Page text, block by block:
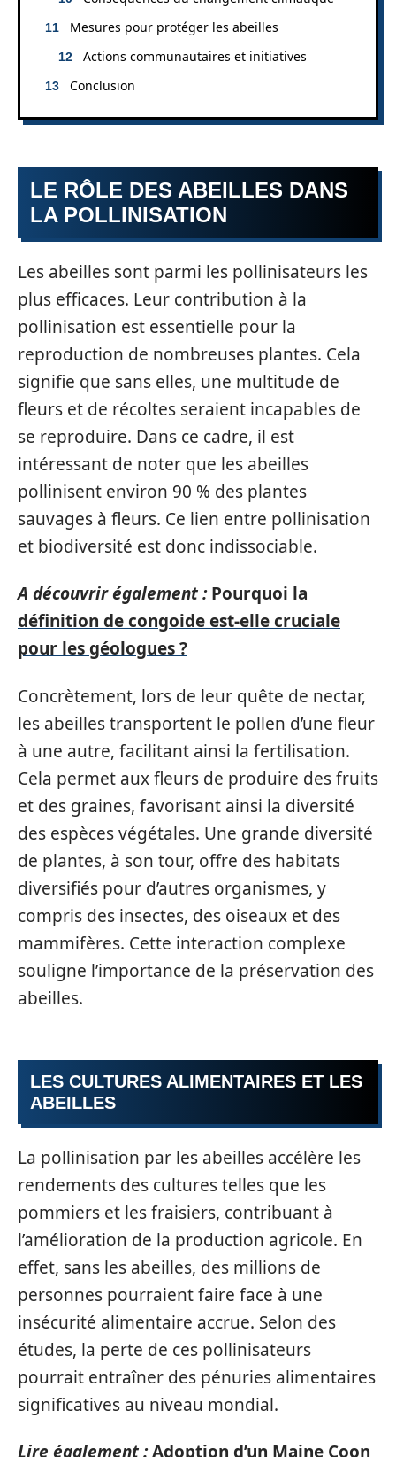
Mesures pour protéger les abeilles
Actions communautaires et initiatives
Conclusion
LE RÔLE DES ABEILLES DANS
LA POLLINISATION
Les abeilles sont parmi les pollinisateurs les
plus efficaces. Leur contribution à la
pollinisation est essentielle pour la
reproduction de nombreuses plantes. Cela
signifie que sans elles, une multitude de
fleurs et de récoltes seraient incapables de
se reproduire. Dans ce cadre, il est
intéressant de noter que les abeilles
pollinisent environ 90 % des plantes
sauvages à fleurs. Ce lien entre pollinisation
et biodiversité est donc indissociable.
A découvrir également : Pourquoi la
définition de congoide est-elle cruciale
pour les géologues ?
Concrètement, lors de leur quête de nectar,
les abeilles transportent le pollen d’une fleur
à une autre, facilitant ainsi la fertilisation.
Cela permet aux fleurs de produire des fruits
et des graines, favorisant ainsi la diversité
des espèces végétales. Une grande diversité
de plantes, à son tour, offre des habitats
diversifiés pour d’autres organismes, y
compris des insectes, des oiseaux et des
mammifères. Cette interaction complexe
souligne l’importance de la préservation des
abeilles.
LES CULTURES ALIMENTAIRES ET LES
ABEILLES
La pollinisation par les abeilles accélère les
rendements des cultures telles que les
pommiers et les fraisiers, contribuant à
l’amélioration de la production agricole. En
effet, sans les abeilles, des millions de
personnes pourraient faire face à une
insécurité alimentaire accrue. Selon des
études, la perte de ces pollinisateurs
pourrait entraîner des pénuries alimentaires
significatives au niveau mondial.
Lire également :Adoption d’un Maine Coon